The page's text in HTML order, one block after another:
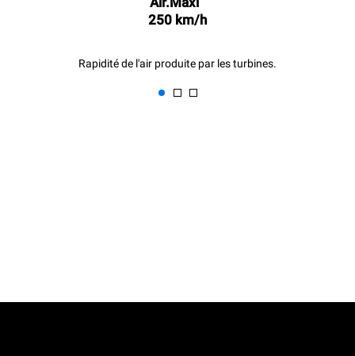
250 km/h
Rapidité de l'air produite par les turbines.